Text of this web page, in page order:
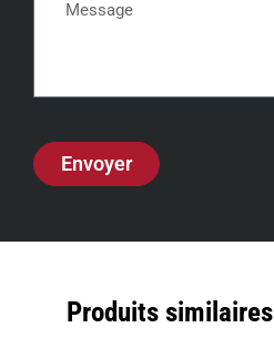
Envoyer
Produits similaires